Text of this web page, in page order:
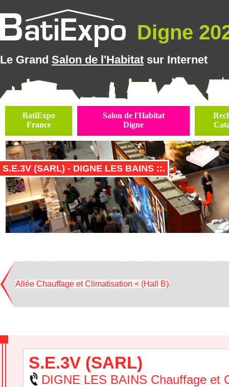
Digne
Le Grand Salon de l'Habitat sur Internet
BatiExpo
France
Salon de l'Habitat
Digne
S.E.3V (SARL) - DIGNE LES BAINS ::.
Allée Chauffage et Climatisation < (Hall B)
S.E.3V (SARL)
DIGNE LES BAINS Chauffage et